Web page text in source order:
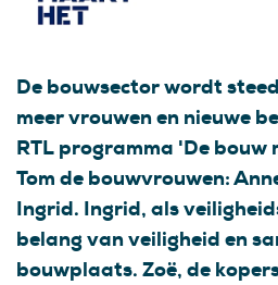
De bouwsector wordt
meer vrouwen en nieuwe
RTL programma 'De
Tom de bouwvrouwen:
Ingrid. Ingrid, als
belang van veiligheid en
bouwplaats. Zoë, de